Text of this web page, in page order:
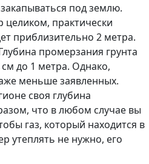
под землю.
целиком, практически
приблизительно 2 метра.
промерзания грунта
до 1 метра. Однако,
меньше заявленных.
своя глубина
что в любом случае вы
газ, который находится в
утеплять не нужно, его